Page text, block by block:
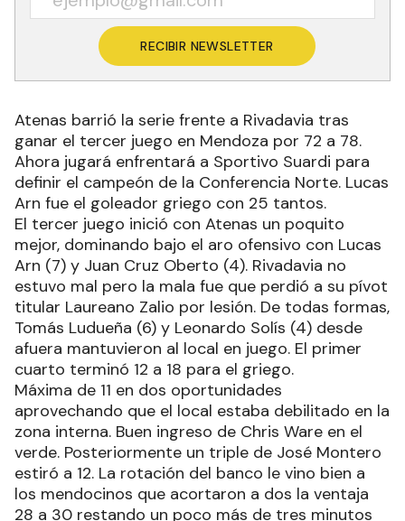
RECIBIR NEWSLETTER
Atenas barrió la serie frente a Rivadavia tras
ganar el tercer juego en Mendoza por 72 a 78.
Ahora jugará enfrentará a Sportivo Suardi para
definir el campeón de la Conferencia Norte. Lucas
Arn fue el goleador griego con 25 tantos.
El tercer juego inició con Atenas un poquito
mejor, dominando bajo el aro ofensivo con Lucas
Arn (7) y Juan Cruz Oberto (4). Rivadavia no
estuvo mal pero la mala fue que perdió a su pívot
titular Laureano Zalio por lesión. De todas formas,
Tomás Ludueña (6) y Leonardo Solís (4) desde
afuera mantuvieron al local en juego. El primer
cuarto terminó 12 a 18 para el griego.
Máxima de 11 en dos oportunidades
aprovechando que el local estaba debilitado en la
zona interna. Buen ingreso de Chris Ware en el
verde. Posteriormente un triple de José Montero
estiró a 12. La rotación del banco le vino bien a
los mendocinos que acortaron a dos la ventaja
28 a 30 restando un poco más de tres minutos